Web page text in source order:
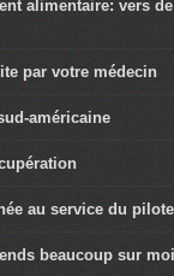
alimentaire: vers
par votre médecin
américaine
au service du pilote
beaucoup sur